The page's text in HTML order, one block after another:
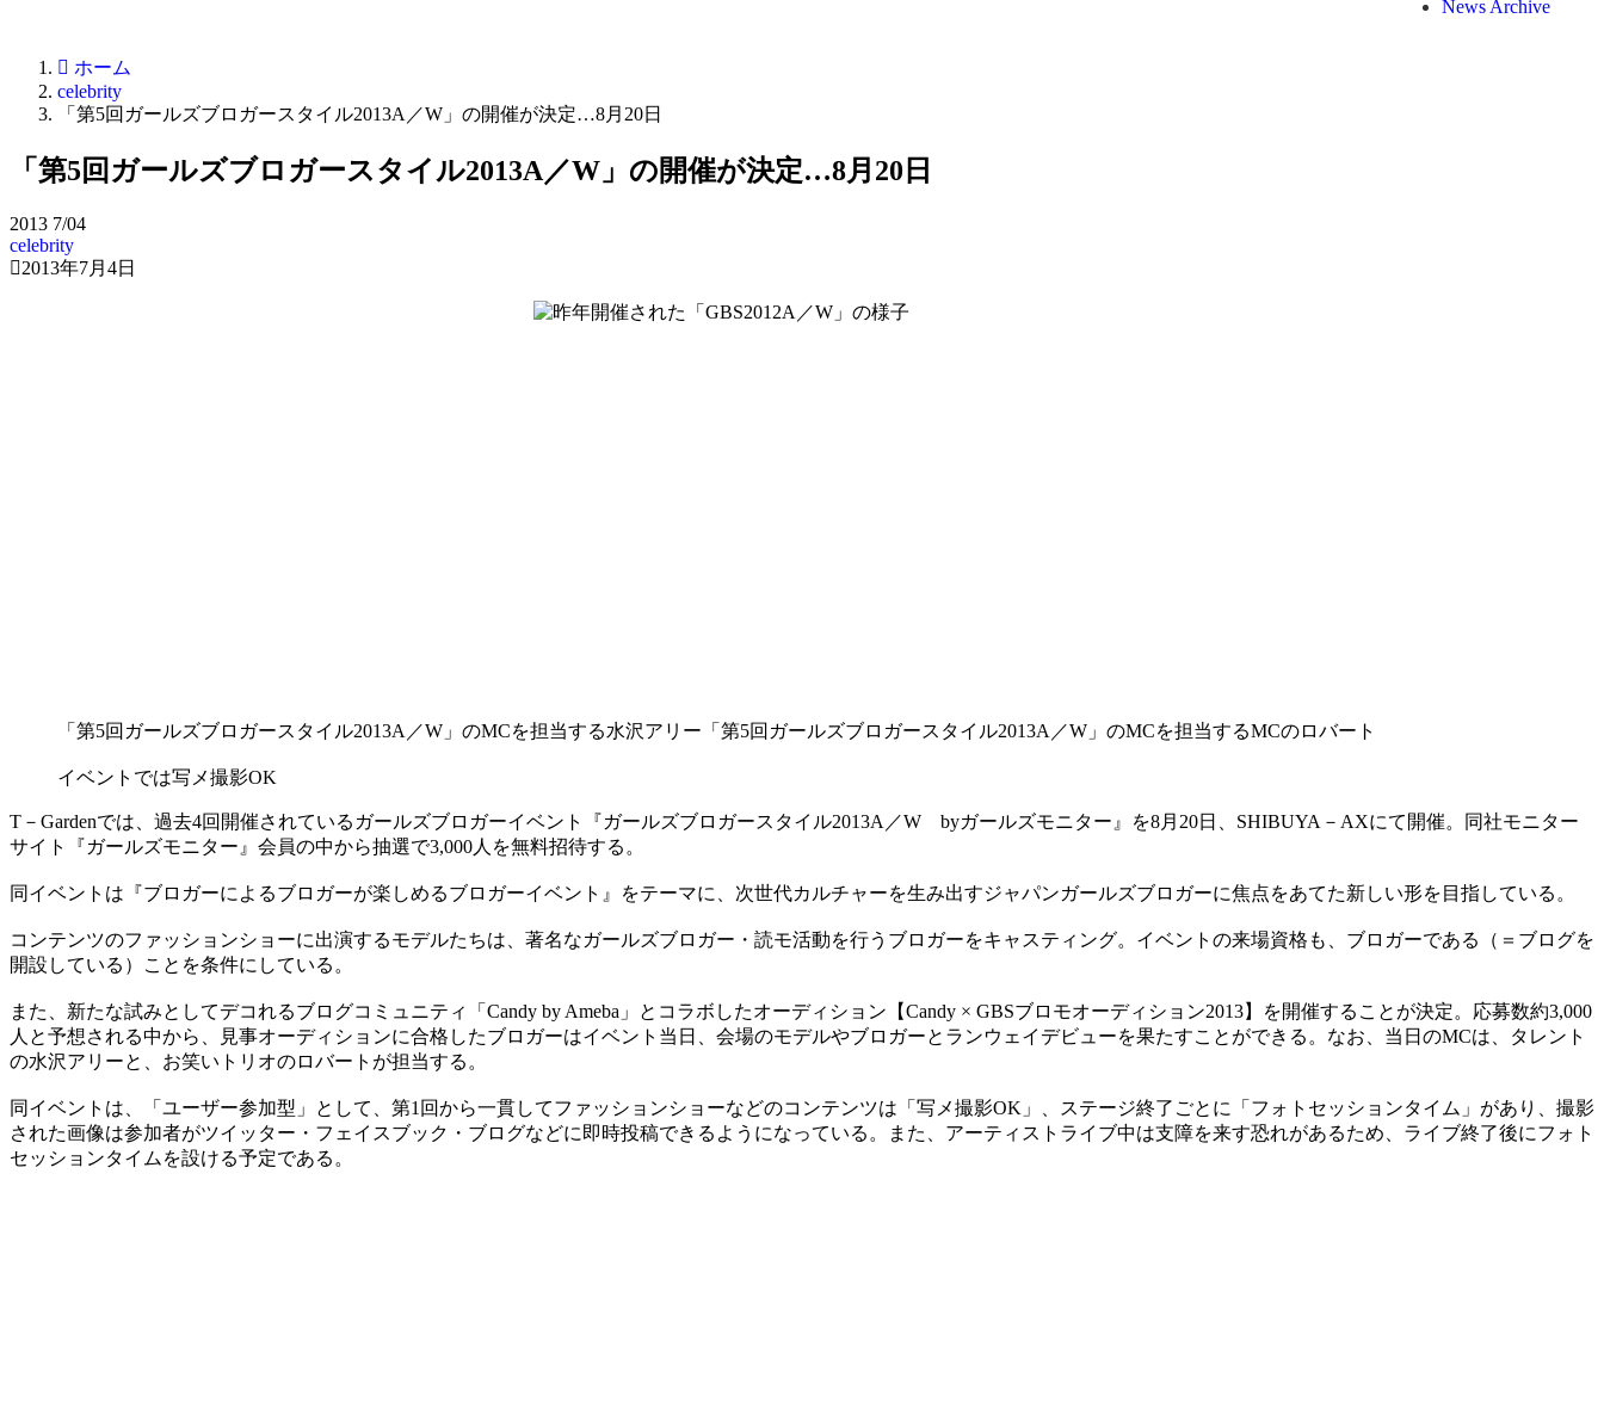
News Archive
ホーム
celebrity
「第5回ガールズブロガースタイル2013A／W」の開催が決定…8月20日
「第5回ガールズブロガースタイル2013A／W」の開催が決定…8月20日
2013 7/04
celebrity
2013年7月4日
「第5回ガールズブロガースタイル2013A／W」のMCを担当する水沢アリー 「第5回ガールズブロガースタイル2013A／W」のMCを担当するMCのロバート
イベントでは写メ撮影OK
T－Gardenでは、過去4回開催されているガールズブロガーイベント『ガールズブロガースタイル2013A／W byガールズモニター』を8月20日、SHIBUYA－AXにて開催。同社モニター
サイト『ガールズモニター』会員の中から抽選で3,000人を無料招待する。
同イベントは『ブロガーによるブロガーが楽しめるブロガーイベント』をテーマに、次世代カルチャーを生み出すジャパンガールズブロガーに焦点をあてた新しい形を目指している。
コンテンツのファッションショーに出演するモデルたちは、著名なガールズブロガー・読モ活動を行うブロガーをキャスティング。イベントの来場資格も、ブロガーである（＝ブログを
開設している）ことを条件にしている。
また、新たな試みとしてデコれるブログコミュニティ「Candy by Ameba」とコラボしたオーディション【Candy × GBSブロモオーディション2013】を開催することが決定。応募数約3,000
人と予想される中から、見事オーディションに合格したブロガーはイベント当日、会場のモデルやブロガーとランウェイデビューを果たすことができる。なお、当日のMCは、タレント
の水沢アリーと、お笑いトリオのロバートが担当する。
同イベントは、「ユーザー参加型」として、第1回から一貫してファッションショーなどのコンテンツは「写メ撮影OK」、ステージ終了ごとに「フォトセッションタイム」があり、撮影
された画像は参加者がツイッター・フェイスブック・ブログなどに即時投稿できるようになっている。また、アーティストライブ中は支障を来す恐れがあるため、ライブ終了後にフォト
セッションタイムを設ける予定である。